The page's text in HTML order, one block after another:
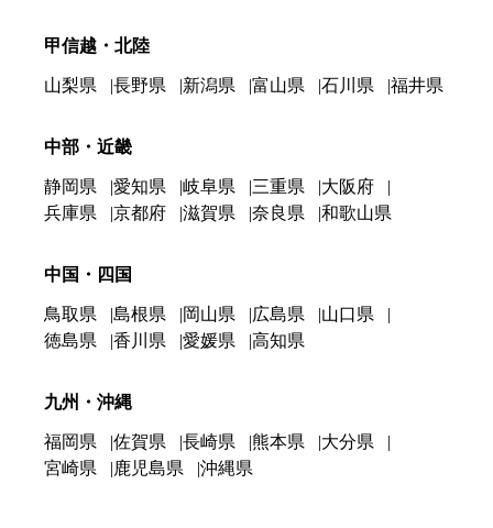
甲信越・北陸
山梨県 長野県 新潟県 富山県 石川県 福井県
中部・近畿
静岡県 愛知県 岐阜県 三重県
大阪府
兵庫県
京都府 滋賀県 奈良県 和歌山県
中国・四国
鳥取県 島根県 岡山県 広島県
山口県
徳島県
香川県 愛媛県 高知県
九州・沖縄
福岡県 佐賀県 長崎県 熊本県
大分県
宮崎県
鹿児島県 沖縄県